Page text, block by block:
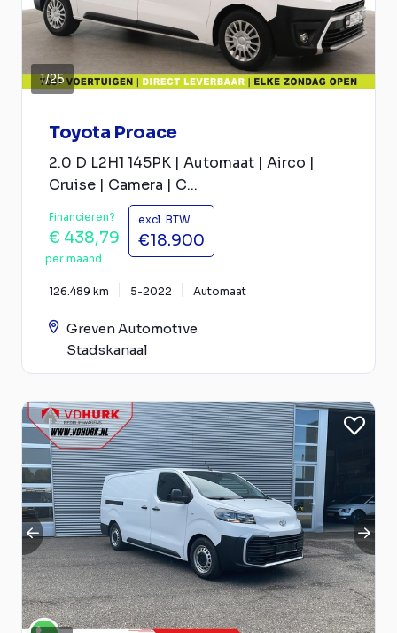
1/25
Toyota Proace
2.0 D L2H1 145PK | Automaat | Airco |
Cruise | Camera | C...
Financieren?
€ 438,79
per maand
excl. BTW
€18.900
126.489 km 5-2022 Automaat
Greven Automotive
Stadskanaal